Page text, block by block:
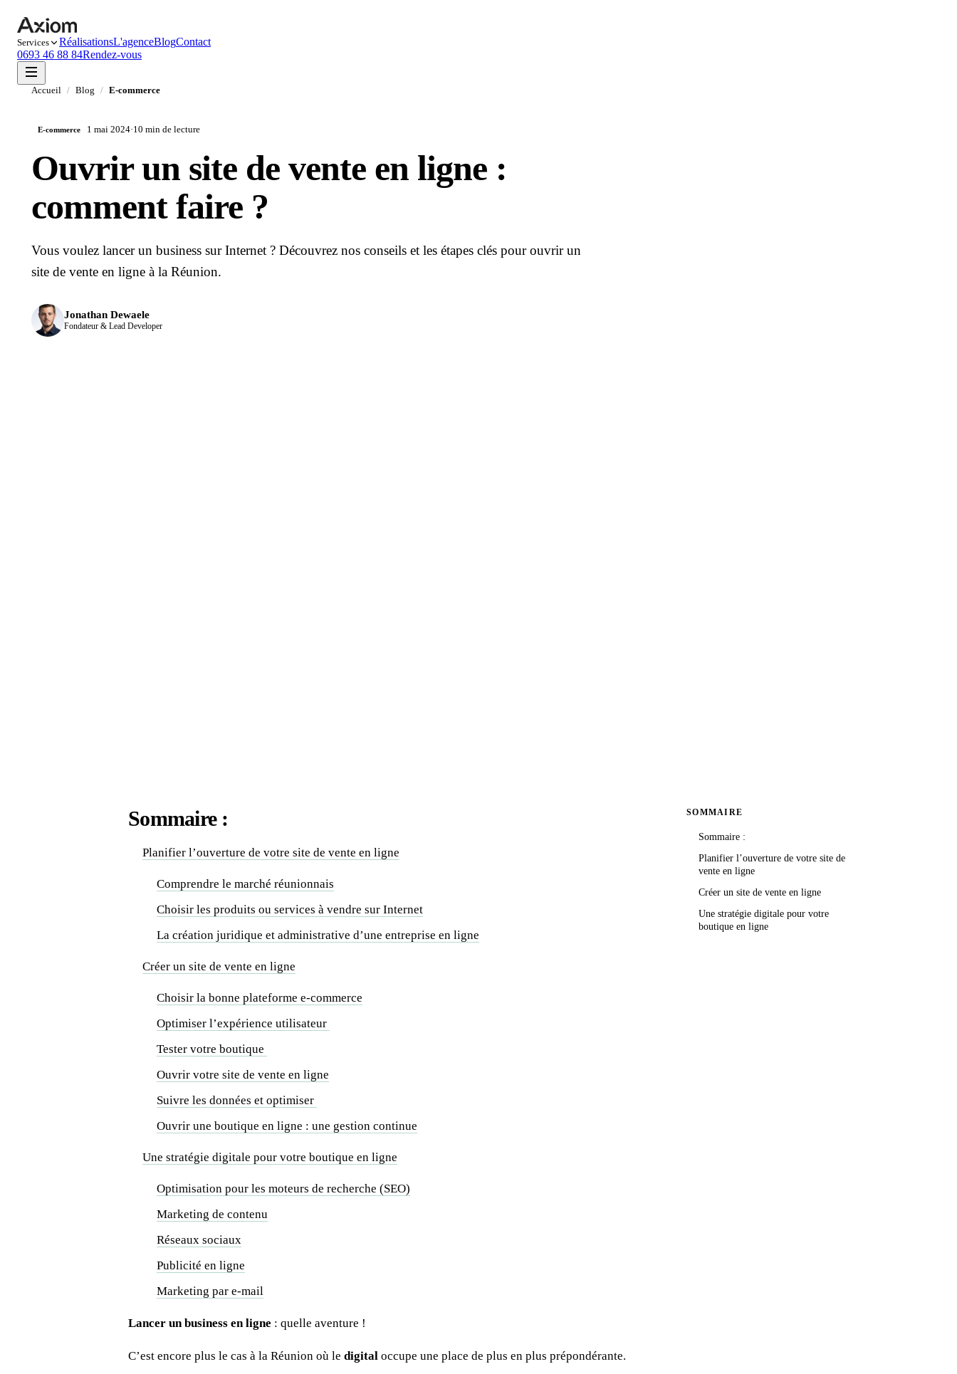
Services RéalisationsL'agenceBlogContact
0693 46 88 84Rendez-vous
Accueil / Blog / E-commerce
E-commerce 1 mai 2024·10 min de lecture
Ouvrir un site de vente en ligne :
comment faire ?
Vous voulez lancer un business sur Internet ? Découvrez nos conseils et les étapes clés pour ouvrir un
site de vente en ligne à la Réunion.
Jonathan Dewaele
Fondateur & Lead Developer
Sommaire :
Planifier l’ouverture de votre site de vente en ligne
Comprendre le marché réunionnais
Choisir les produits ou services à vendre sur Internet
La création juridique et administrative d’une entreprise en ligne
Créer un site de vente en ligne
Choisir la bonne plateforme e-commerce
Optimiser l’expérience utilisateur
Tester votre boutique
Ouvrir votre site de vente en ligne
Suivre les données et optimiser
Ouvrir une boutique en ligne : une gestion continue
Une stratégie digitale pour votre boutique en ligne
Optimisation pour les moteurs de recherche (SEO)
Marketing de contenu
Réseaux sociaux
Publicité en ligne
Marketing par e-mail
Lancer un business en ligne : quelle aventure !
C’est encore plus le cas à la Réunion où le digital occupe une place de plus en plus prépondérante.
SOMMAIRE
Sommaire :
Planifier l’ouverture de votre site de
vente en ligne
Créer un site de vente en ligne
Une stratégie digitale pour votre
boutique en ligne